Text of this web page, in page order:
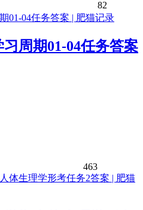
82
周期01-04任务答案
463